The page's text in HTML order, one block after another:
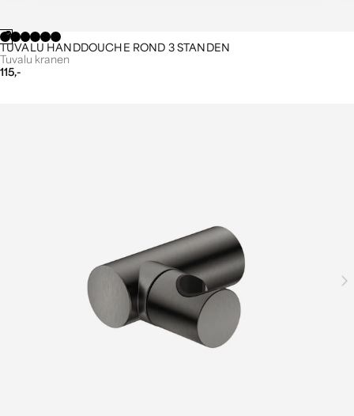
TUVALU HANDDOUCHE ROND 3 STANDEN
Tuvalu kranen
115,-